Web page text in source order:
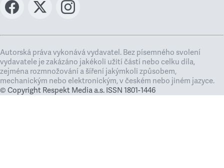
Autorská práva vykonává vydavatel. Bez písemného svolení
vydavatele je zakázáno jakékoli užití částí nebo celku díla,
zejména rozmnožování a šíření jakýmkoli způsobem,
mechanickým nebo elektronickým, v českém nebo jiném jazyce.
© Copyright Respekt Media a.s. ISSN 1801-1446